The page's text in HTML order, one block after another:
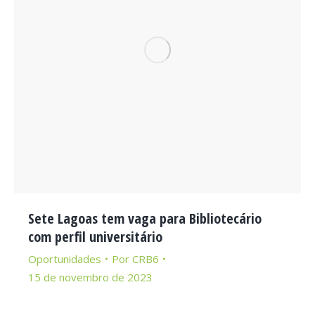
Sete Lagoas tem vaga para Bibliotecário
com perfil universitário
Oportunidades Por CRB6
15 de novembro de 2023